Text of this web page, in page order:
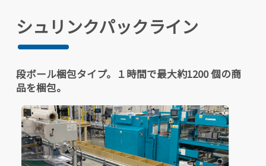
シュリンクパックライン
段ボール梱包タイプ。１時間で最大約1200 個の商
品を梱包。